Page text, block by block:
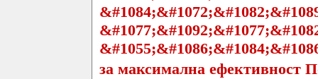
за максимална ефективност